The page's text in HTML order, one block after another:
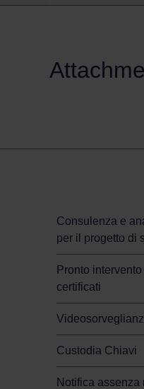
Consulenza e
per il progetto di
Pronto
certificati
Custodia Chiavi
Notifica assenza